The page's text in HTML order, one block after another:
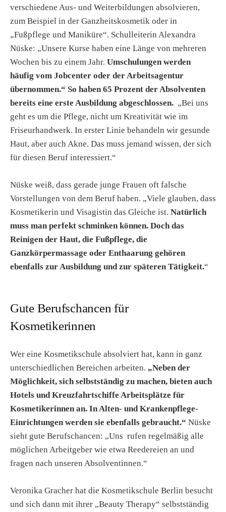
verschiedene Aus- und Weiterbildungen absolvieren,
zum Beispiel in der Ganzheitskosmetik oder in
„Fußpflege und Maniküre“. Schulleiterin Alexandra
Nüske: „Unsere Kurse haben eine Länge von mehreren
Wochen bis zu einem Jahr. Umschulungen werden
häufig vom Jobcenter oder der Arbeitsagentur
übernommen.“ So haben 65 Prozent der Absolventen
bereits eine erste Ausbildung abgeschlossen. „Bei uns
geht es um die Pflege, nicht um Kreativität wie im
Friseurhandwerk. In erster Linie behandeln wir gesunde
Haut, aber auch Akne. Das muss jemand wissen, der sich
für diesen Beruf interessiert.“
Nüske weiß, dass gerade junge Frauen oft falsche
Vorstellungen von dem Beruf haben. „Viele glauben, dass
Kosmetikerin und Visagistin das Gleiche ist. Natürlich
muss man perfekt schminken können. Doch das
Reinigen der Haut, die Fußpflege, die
Ganzkörpermassage oder Enthaarung gehören
ebenfalls zur Ausbildung und zur späteren Tätigkeit.“
Gute Berufschancen für
Kosmetikerinnen
Wer eine Kosmetikschule absolviert hat, kann in ganz
unterschiedlichen Bereichen arbeiten. „Neben der
Möglichkeit, sich selbstständig zu machen, bieten auch
Hotels und Kreuzfahrtschiffe Arbeitsplätze für
Kosmetikerinnen an. In Alten- und Krankenpflege-
Einrichtungen werden sie ebenfalls gebraucht.“ Nüske
sieht gute Berufschancen: „Uns rufen regelmäßig alle
möglichen Arbeitgeber wie etwa Reedereien an und
fragen nach unseren Absolventinnen.“
Veronika Gracher hat die Kosmetikschule Berlin besucht
und sich dann mit ihrer „Beauty Therapy“ selbstständig